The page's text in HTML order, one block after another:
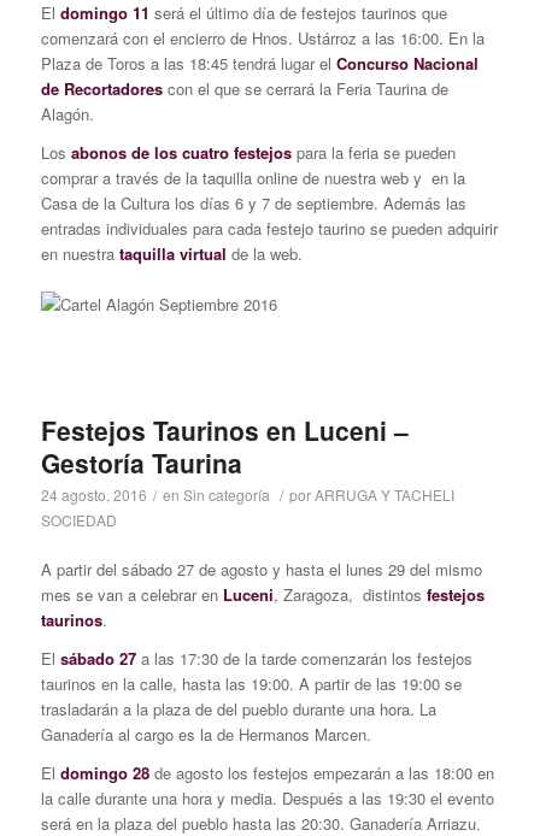
El domingo 11 será el último día de festejos taurinos que
comenzará con el encierro de Hnos. Ustárroz a las 16:00. En la
Plaza de Toros a las 18:45 tendrá lugar el Concurso Nacional
de Recortadorescon el que se cerrará la Feria Taurina de
Alagón.
Los abonos de los cuatro festejospara la feria se pueden
comprar a través de la taquilla online de nuestra web y en la
Casa de la Cultura los días 6 y 7 de septiembre. Además las
entradas individuales para cada festejo taurino se pueden adquirir
en nuestra taquilla virtual de la web.
Festejos Taurinos en Luceni –
Gestoría Taurina
24 agosto, 2016 / en Sin categoría / porARRUGA Y TACHELI
SOCIEDAD
A partir del sábado 27 de agosto y hasta el lunes 29 del mismo
mes se van a celebrar en Luceni, Zaragoza, distintos festejos
taurinos.
El sábado 27a las 17:30 de la tarde comenzarán los festejos
taurinos en la calle, hasta las 19:00. A partir de las 19:00 se
trasladarán a la plaza de del pueblo durante una hora. La
Ganadería al cargo es la de Hermanos Marcen.
El domingo 28de agosto los festejos empezarán a las 18:00 en
la calle durante una hora y media. Después a las 19:30 el evento
será en la plaza del pueblo hasta las 20:30. Ganadería Arriazu.